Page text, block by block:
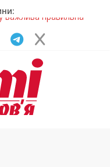
центри на
до опалювального
досліджують місце
(Фото)
шанс на власне